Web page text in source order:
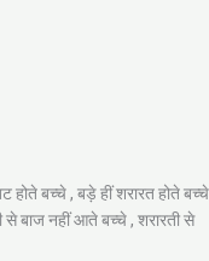
बच्चे , बड़े हीं शरारत होते बच्चे
बाज नहीं आते बच्चे , शरारती से